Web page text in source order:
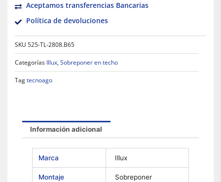
Aceptamos transferencias Bancarias
Política de devoluciones
SKU 525-TL-2808.B65
Categorías Illux, Sobreponer en techo
Tagtecnoago
Información adicional
Marca Illux
Montaje Sobreponer